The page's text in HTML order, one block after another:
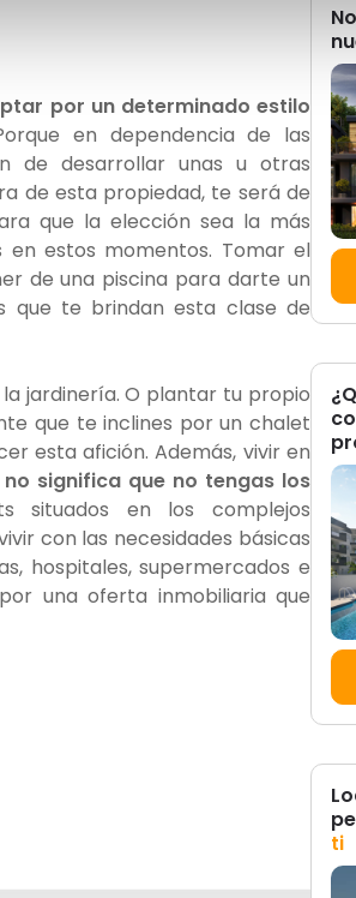
por un determinado estilo
en dependencia de las
de desarrollar unas u otras
de esta propiedad, te será de
que la elección sea la más
estos momentos. Tomar el
de una piscina para darte un
que te brindan esta clase de
jardinería. O plantar tu propio
que te inclines por un chalet
esta afición. Además, vivir en
no significa que no tengas los
situados en los complejos
con las necesidades básicas
hospitales, supermercados e
una oferta inmobiliaria que
ti